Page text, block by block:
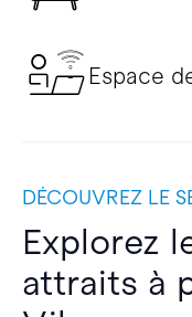
Espace
DÉCOUVREZ LE
Explorez
attraits à